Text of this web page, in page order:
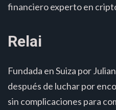
financiero experto en
Relai
Fundada en Suiza por
después de luchar por
sin complicaciones para